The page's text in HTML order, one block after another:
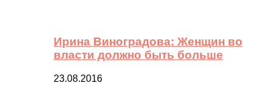
Ирина Виноградова: Женщин во
власти должно быть больше
23.08.2016